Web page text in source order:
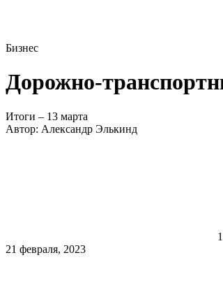
Бизнес
Дорожно-
Итоги – 13 марта
Автор: Александр Элькинд
21 февраля, 2023